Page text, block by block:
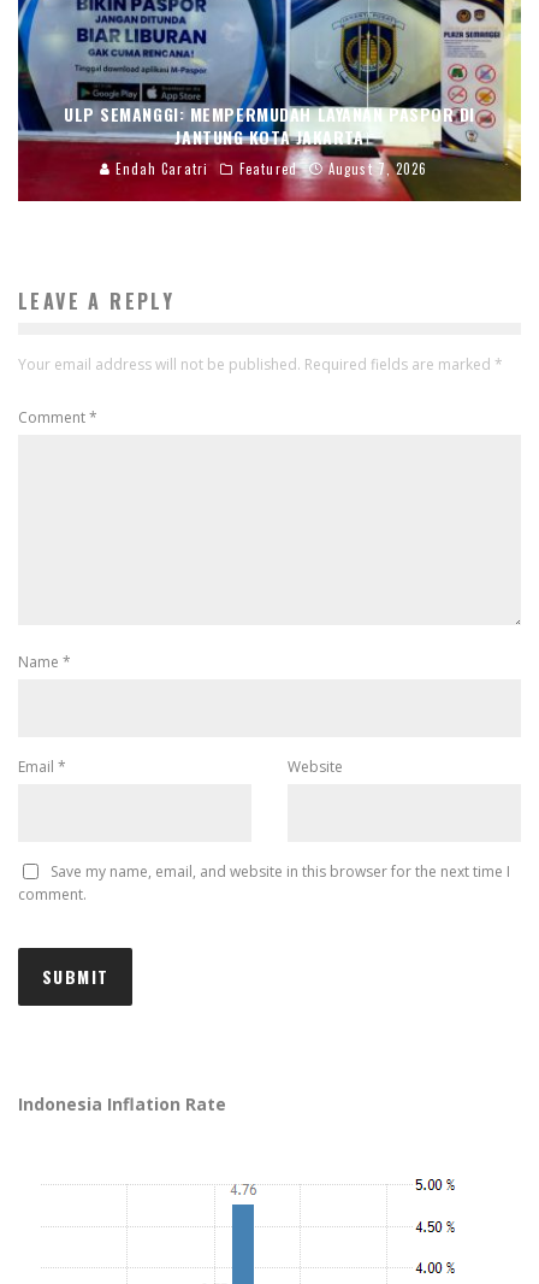
ULP SEMANGGI: MEMPERMUDAH LAYANAN PASPOR DI
JANTUNG KOTA JAKARTA
Endah Caratri Featured August 7, 2026
LEAVE A REPLY
Your email address will not be published. Required fields are marked *
Comment*
Name *
Email * Website
Save my name, email, and website in this browser for the next time I
comment.
Indonesia Inflation Rate